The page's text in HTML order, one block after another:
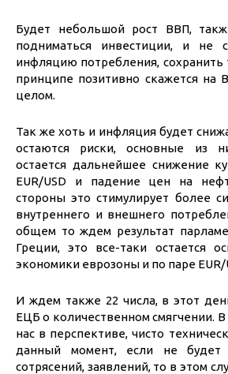
Будет небольшой рост ВВП,
подниматься инвестиции, и не
инфляцию потребления,
принципе позитивно скажется на
целом.
Так же хоть и инфляция будет
остаются риски, основные из
остается дальнейшее снижение
EUR/USD и падение цен на
стороны это стимулирует более
внутреннего и внешнего
общем то ждем результат
Греции, это все-таки остается
экономики еврозоны и по паре EUR/
И ждем также 22 числа, в этот
ЕЦБ о количественном смягчении.
нас в перспективе, чисто
данный момент, если не будет
сотрясений, заявлений, то в этом